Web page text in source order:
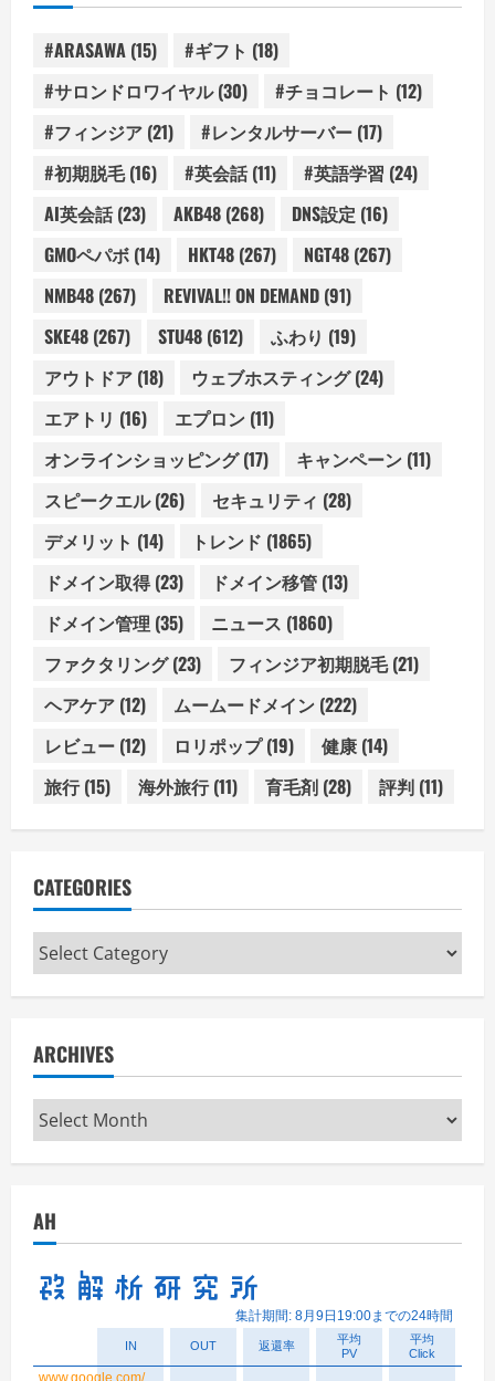
#ARASAWA (15) #ギフト (18)
#サロンドロワイヤル(30) #チョコレート (12)
#フィンジア (21) #レンタルサーバー (17)
#初期脱毛(16) #英会話(11) #英語学習 (24)
AI英会話(23) AKB48 (268) DNS設定 (16)
GMOペパボ (14) HKT48 (267) NGT48 (267)
NMB48 (267) REVIVAL!! ON DEMAND (91)
SKE48 (267) STU48 (612) ふわり (19)
アウトドア (18) ウェブホスティング(24)
エアトリ (16) エプロン (11)
オンラインショッピング(17) キャンペーン (11)
スピークエル(26) セキュリティ (28)
デメリット (14) トレンド (1865)
ドメイン取得(23) ドメイン移管 (13)
ドメイン管理 (35) ニュース (1860)
ファクタリング(23) フィンジア初期脱毛(21)
ヘアケア (12) ムームードメイン (222)
レビュー (12) ロリポップ(19) 健康 (14)
旅行(15) 海外旅行(11) 育毛剤 (28) 評判 (11)
CATEGORIES
Categories
ARCHIVES
Archives
AH